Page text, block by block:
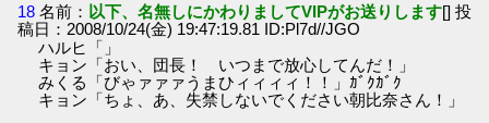
18 名前： 以下、名無しにかわりましてVIPがお送りします[] 投
稿日：2008/10/24(金) 19:47:19.81 ID:Pl7d//JGO
ハルヒ「」
キョン「おい、団長！ いつまで放心してんだ！」
みくる「びゃァァァうまひィィィィ！！」ｶﾞｸｶﾞｸ
キョン「ちょ、あ、失禁しないでください朝比奈さん！」